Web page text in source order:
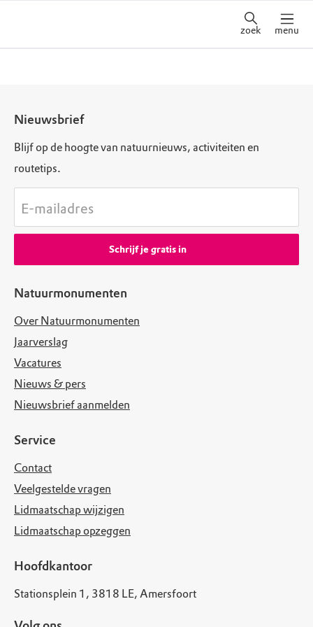
zoek menu
Natuurmonumenten
Over Natuurmonumenten
Jaarverslag
Vacatures
Nieuws & pers
Nieuwsbrief aanmelden
Service
Contact
Veelgestelde vragen
Lidmaatschap wijzigen
Lidmaatschap opzeggen
Hoofdkantoor
Stationsplein 1, 3818 LE, Amersfoort
Nieuwsbrief
Blijf op de hoogte van natuurnieuws, activiteiten en
routetips.
E-mailadres
Schrijf je gratis in